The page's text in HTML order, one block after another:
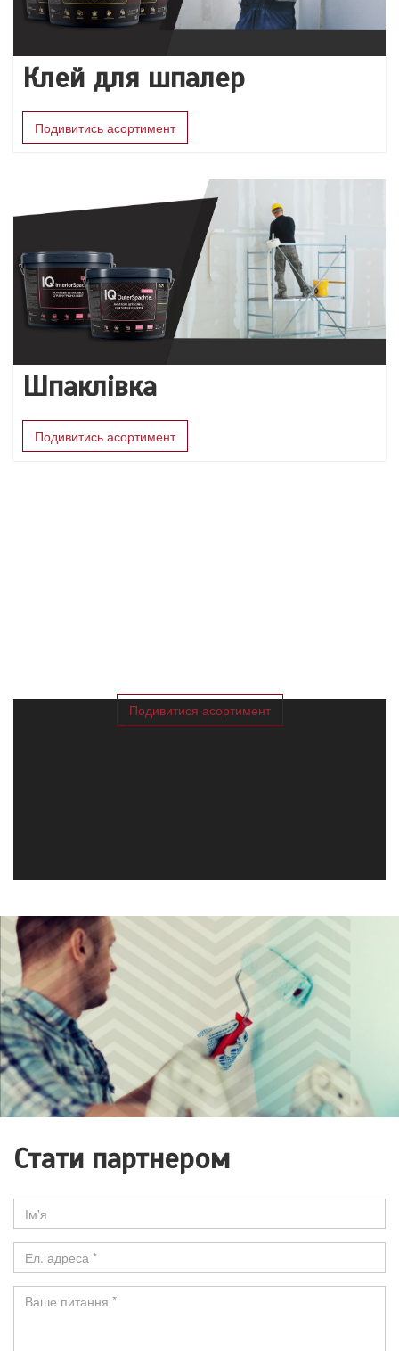
Клей для шпалер
Подивитись асортимент
Шпаклівка
Подивитись асортимент
Подивитися асортимент
Стати партнером